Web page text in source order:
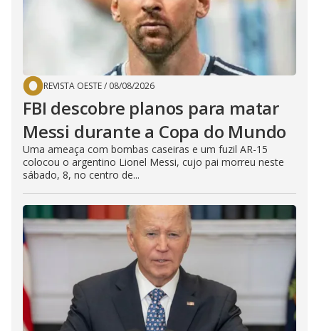
REVISTA OESTE/ 08/08/2026
FBI descobre planos para matar
Messi durante a Copa do Mundo
Uma ameaça com bombas caseiras e um fuzil AR-15
colocou o argentino Lionel Messi, cujo pai morreu neste
sábado, 8, no centro de...